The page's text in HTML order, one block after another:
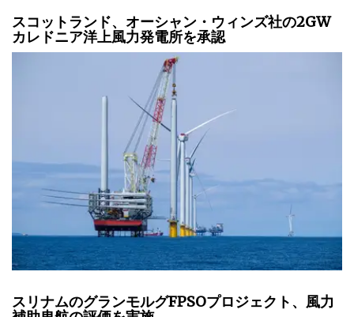
スコットランド、オーシャン・ウィンズ社の2GW
カレドニア洋上風力発電所を承認
スリナムのグランモルグFPSOプロジェクト、風力